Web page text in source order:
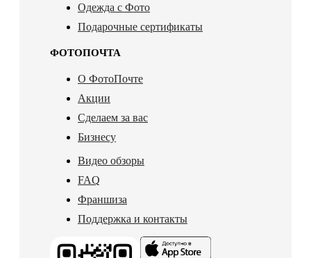
Одежда с Фото
Подарочные сертификаты
ФОТОПОЧТА
О ФотоПочте
Акции
Сделаем за вас
Бизнесу
Видео обзоры
FAQ
Франшиза
Поддержка и контакты